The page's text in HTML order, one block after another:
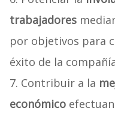
trabajadores
por objetivos para
éxito de la
7. Contribuir a la
económico